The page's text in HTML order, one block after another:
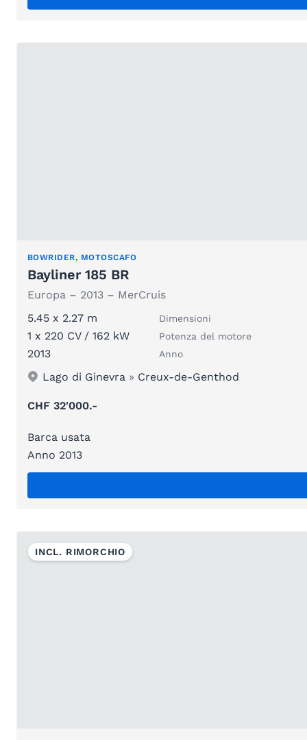
BOWRIDER, MOTOSCAFO
Bayliner 185 BR
Europa – 2013 – MerCruis
5.45 x 2.27 m
Dimensioni
1 x 220 CV / 162 kW Potenza del motore
2013 Anno
Lago di Ginevra » Creux-de-Genthod
CHF 32'000.-
Barca usata
Anno 2013
INCL. RIMORCHIO